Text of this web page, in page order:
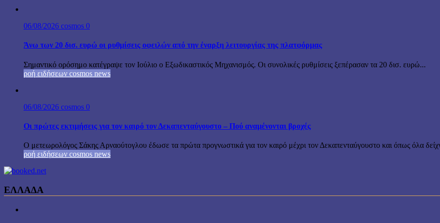
06/08/2026 cosmos 0
Άνω των 20 δισ. ευρώ οι ρυθμίσεις οφειλών από την έναρξη λειτουργίας της πλατφόρμας
Σημαντικό ορόσημο κατέγραψε τον Ιούλιο ο Εξωδικαστικός Μηχανισμός. Οι συνολικές ρυθμίσεις ξεπέρασαν τα 20 δισ. ευρώ...
ροή ειδήσεων cosmos news
06/08/2026 cosmos 0
Οι πρώτες εκτιμήσεις για τον καιρό τον Δεκαπενταύγουστο – Πού αναμένονται βροχές
Ο μετεωρολόγος Σάκης Αρναούτογλου έδωσε τα πρώτα προγνωστικά για τον καιρό μέχρι τον Δεκαπενταύγουστο και όπως όλα
ροή ειδήσεων cosmos news
ΕΛΛΑΔΑ